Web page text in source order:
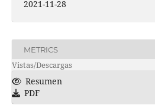
2021-11-28
METRICS
Vistas/Descargas
Resumen
PDF